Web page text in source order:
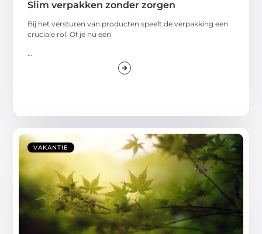
Slim verpakken zonder zorgen
Bij het versturen van producten speelt de verpakking een
cruciale rol. Of je nu een
...
VAKANTIE